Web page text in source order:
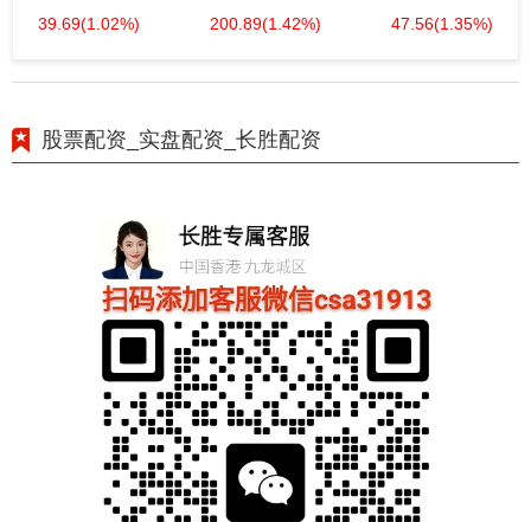
39.69(1.02%) 200.89(1.42%) 47.56(1.35%)
股票配资_实盘配资_长胜配资